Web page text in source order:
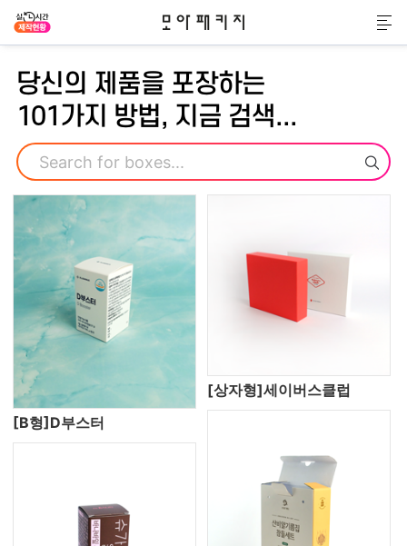
모아패키지
메
당신의 제품을 포장하는
101가지 방법, 지금 검색...
검색
[B형]D부스터
[상자형]세이버스클럽